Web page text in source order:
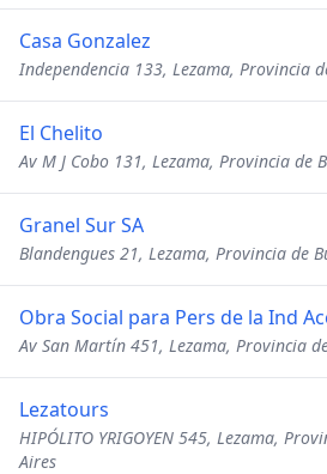
Casa Gonzalez
Independencia 133, Lezama, Provincia
El Chelito
Av M J Cobo 131, Lezama, Provincia de
Granel Sur SA
Blandengues 21, Lezama, Provincia de
Obra Social para Pers de la Ind
Av San Martín 451, Lezama, Provincia
Lezatours
HIPÓLITO YRIGOYEN 545, Lezama,
Aires